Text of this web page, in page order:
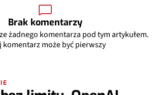
Brak komentarzy
żadnego komentarza pod tym artykułem.
komentarz może być pierwszy